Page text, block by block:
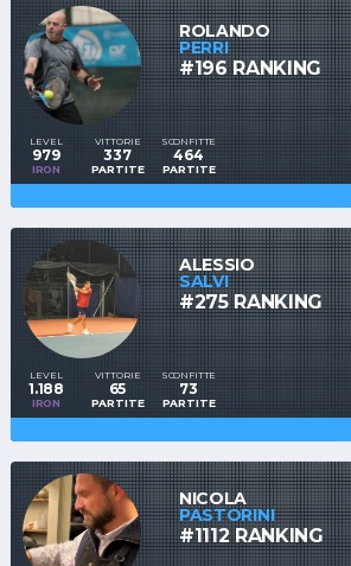
ROLANDO
PERRI
#196 RANKING
LEVEL
979
IRON
VITTORIE
337
PARTITE
SCONFITTE
464
PARTITE
ALESSIO
SALVI
#275 RANKING
LEVEL
1.188
IRON
VITTORIE
65
PARTITE
SCONFITTE
73
PARTITE
NICOLA
PASTORINI
#1112 RANKING